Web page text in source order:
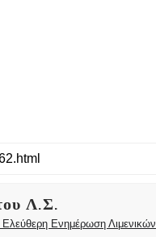
Λ.Σ.
Ενημέρωση Λιμενικών